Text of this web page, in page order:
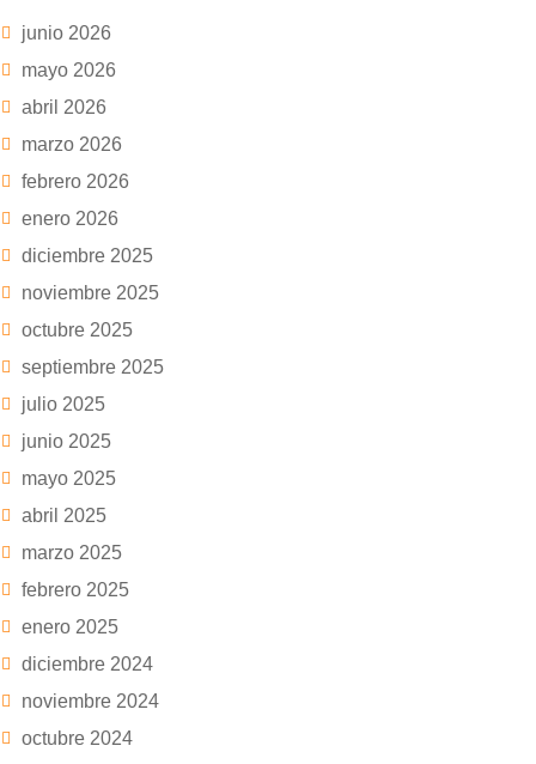
junio 2026
mayo 2026
abril 2026
marzo 2026
febrero 2026
enero 2026
diciembre 2025
noviembre 2025
octubre 2025
septiembre 2025
julio 2025
junio 2025
mayo 2025
abril 2025
marzo 2025
febrero 2025
enero 2025
diciembre 2024
noviembre 2024
octubre 2024